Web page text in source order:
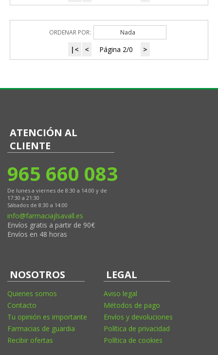
ORDENAR POR: Nada
|< < Página 2/0 >
ATENCIÓN AL
CLIENTE
965 660 083
De lunes a viernes de 8:30 a 14:00 y de
17:30 a 21:30
Sábados de 8:30 a 14:00
info@farmaciajlsavall.es
Envíos gratis a partir de 90€
Envíos en 48 horas
NOSOTROS
Quienes somos
Contacto
Tu opinión es importante
Farmacias de guardia
Recibir ofertas
LEGAL
Aviso legal
Métodos de pago
Envíos y devoluciones
Política de privacidad
Política de cookies